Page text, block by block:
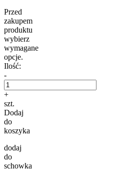
Przed
zakupem
produktu
wybierz
wymagane
opcje.
Ilość:
-
+
szt.
Dodaj
do
koszyka
dodaj
do
schowka